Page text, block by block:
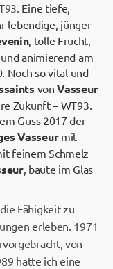
Eine tiefe,
lebendige, jünger
, tolle Frucht,
animierend am
Noch so vital und
vonVasseur
Zukunft – WT93.
Guss 2017 der
Vasseurmit
feinem Schmelz
, baute im Glas
Fähigkeit zu
erleben. 1971
von
hatte ich eine